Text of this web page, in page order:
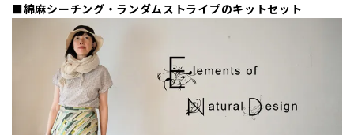
■綿麻シーチング・ランダムストライプのキットセット